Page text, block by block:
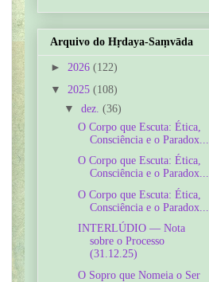
Arquivo do Hṛdaya-Saṃvāda
► 2026 (122)
▼ 2025 (108)
▼ dez. (36)
O Corpo que Escuta: Ética,
Consciência e o Paradox...
O Corpo que Escuta: Ética,
Consciência e o Paradox...
O Corpo que Escuta: Ética,
Consciência e o Paradox...
INTERLÚDIO — Nota
sobre o Processo
(31.12.25)
O Sopro que Nomeia o Ser